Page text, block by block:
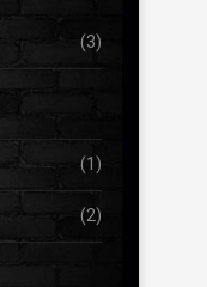
(3)
(1)
(2)